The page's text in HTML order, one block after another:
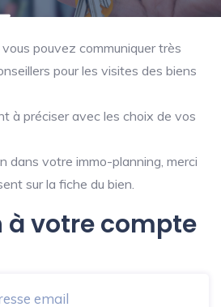
pouvez communiquer très
pour les visites des biens
à préciser avec les choix de vos
dans votre immo-planning, merci
sur la fiche du bien.
à votre compte